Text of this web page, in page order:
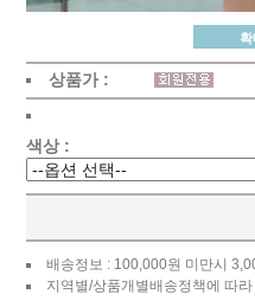
상품가 :
색상 :
배송정보 : 100,000원 미만시
지역별/상품개별배송정책에 따